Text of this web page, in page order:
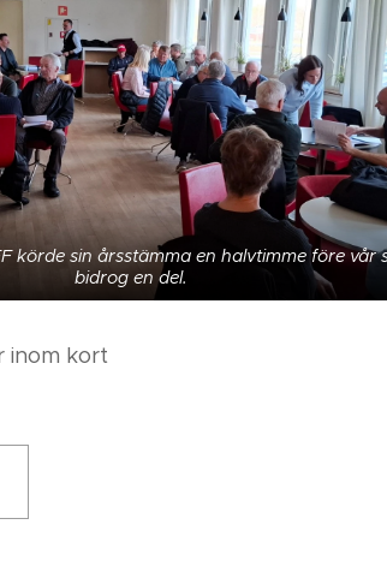
körde sin årsstämma en halvtimme före vår
bidrog en del.
inom kort